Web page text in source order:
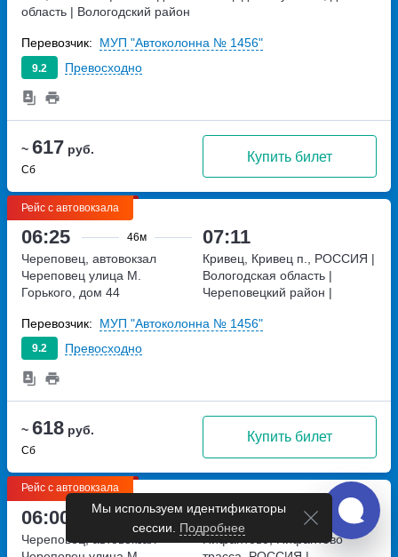
~ 617 руб.
Сб
Купить билет
область | Вологодский район
РОССИЯ | Вологодская
область | Вологодский район
| посёлок Кипелово, Россия
9.2 Превосходно
Перевозчик: МУП "Автоколонна № 1456"
Рейс с автовокзала
06:25 46м 07:11
~ 618 руб.
Сб
Купить билет
Череповец, автовокзал
Череповец улица М.
Горького, дом 44
Кривец, Кривец п., РОССИЯ |
Вологодская область |
Череповецкий район |
РОССИЯ | Вологодская
9.2 Превосходно
Перевозчик: МУП "Автоколонна № 1456"
Рейс с автовокзала
06:00 06:46
Череповец, автовокзал
Нифантово, Нифантово
Мы используем идентификаторы
сессии. Подробнее